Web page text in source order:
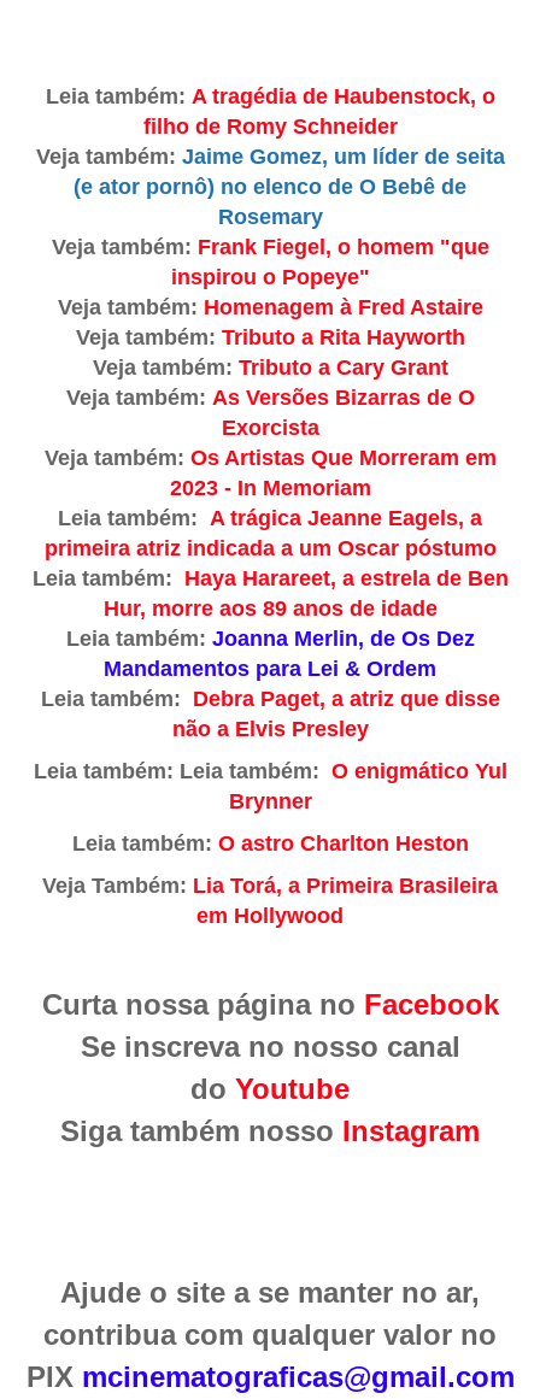
Leia também: A tragédia de Haubenstock, o
filho de Romy Schneider
Veja também: Jaime Gomez, um líder de seita
(e ator pornô) no elenco de O Bebê de
Rosemary
Veja também: Frank Fiegel, o homem "que
inspirou o Popeye"
Veja também: Homenagem à Fred Astaire
Veja também: Tributo a Rita Hayworth
Veja também: Tributo a Cary Grant
Veja também: As Versões Bizarras de O
Exorcista
Veja também: Os Artistas Que Morreram em
2023 - In Memoriam
Leia também: A trágica Jeanne Eagels, a
primeira atriz indicada a um Oscar póstumo
Leia também: Haya Harareet, a estrela de Ben
Hur, morre aos 89 anos de idade
Leia também: Joanna Merlin, de Os Dez
Mandamentos para Lei & Ordem
Leia também: Debra Paget, a atriz que disse
não a Elvis Presley
Leia também: Leia também: O enigmático Yul
Brynner
Leia também: O astro Charlton Heston
Veja Também: Lia Torá, a Primeira Brasileira
em Hollywood
Curta nossa página no Facebook
Se inscreva no nosso canal
do Youtube
Siga também nosso Instagram
Ajude o site a se manter no ar,
contribua com qualquer valor no
PIX mcinematograficas@gmail.com